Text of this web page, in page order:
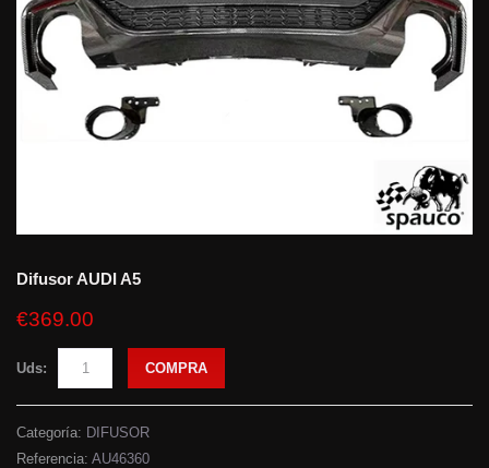
Difusor AUDI A5
€369.00
Uds: COMPRA
Categoría: DIFUSOR
Referencia: AU46360